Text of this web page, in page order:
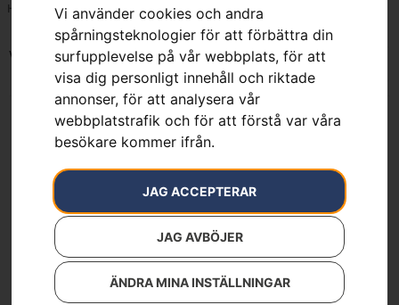
Vi använder cookies och andra
spårningsteknologier för att förbättra din
surfupplevelse på vår webbplats, för att
visa dig personligt innehåll och riktade
annonser, för att analysera vår
webbplatstrafik och för att förstå var våra
besökare kommer ifrån.
JAG ACCEPTERAR
JAG AVBÖJER
ÄNDRA MINA INSTÄLLNINGAR
Hem Sortiment »Trädgård»Grästrimmer »Batteridrivna Trimmers
Visar alla 11 resultat
Husqvarna Aspire™ T28
Husqvarna Aspire™ T28